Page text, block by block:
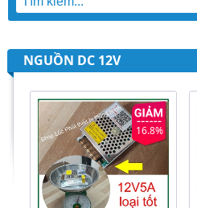
NGUỒN DC 12V
16.8%